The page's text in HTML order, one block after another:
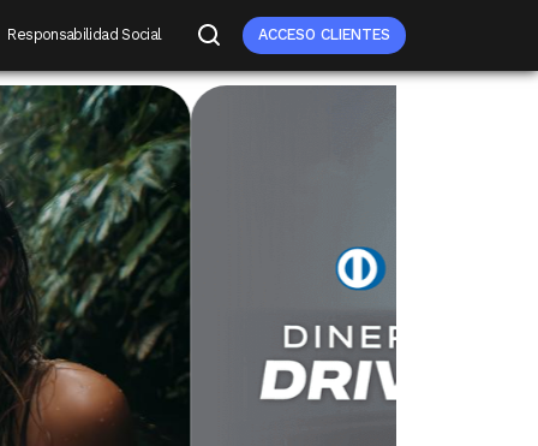
Responsabilidad Social ACCESO CLIENTES